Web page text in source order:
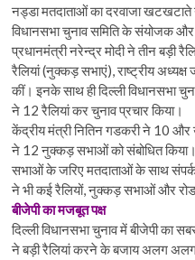
नड्डा मतदाताओं का दरवाजा
विधानसभा चुनाव समिति के संयोजक और
प्रधानमंत्री नरेन्द्र मोदी ने तीन बड़ी
रैलियां (नुक्कड़ सभाएं), राष्ट्रीय
कीं। इनके साथ ही दिल्ली विधानसभा
ने 12 रैलियां कर चुनाव प्रचार किया।
केंद्रीय मंत्री नितिन गडकरी ने 10 और
ने 12 नुक्कड़ सभाओं को संबोधित
सभाओं के जरिए मतदाताओं के साथ संपर्क
ने भी कई रैलियों, नुक्कड़ सभाओं और रोड
बीजेपी का मजबूत पक्ष
दिल्ली विधानसभा चुनाव में बीजेपी का
ने बड़ी रैलियां करने के बजाय अलग